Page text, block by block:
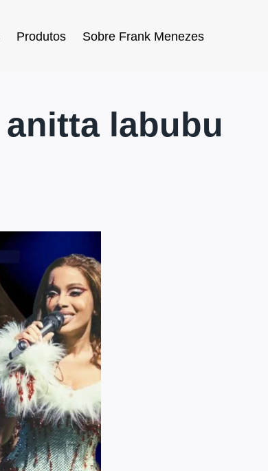
Produtos Sobre Frank Menezes
anitta labubu